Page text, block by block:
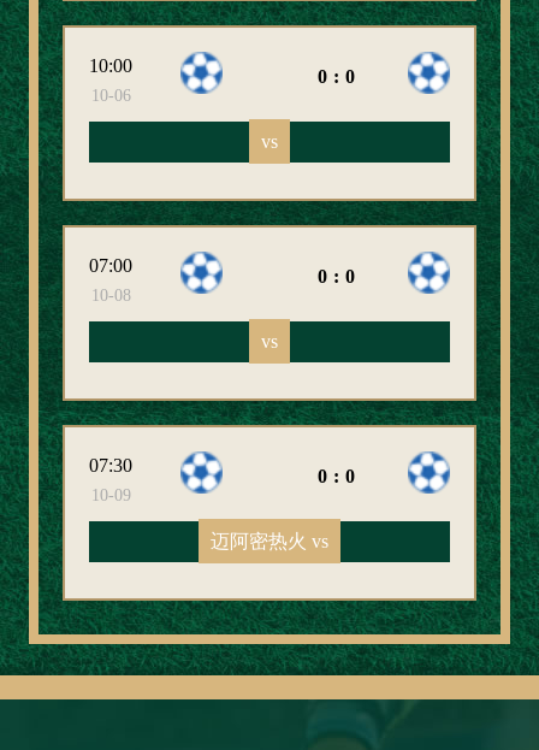
10:00
10-06
0:0
vs
07:00
10-08
0:0
vs
07:30
10-09
0:0
迈阿密热火 vs